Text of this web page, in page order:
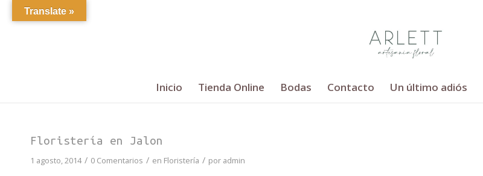
Inicio Tienda Online Bodas Contacto Un último adiós
Floristería en Jalon
1 agosto, 2014 / 0 Comentarios / en Floristería / por admin
Translate »